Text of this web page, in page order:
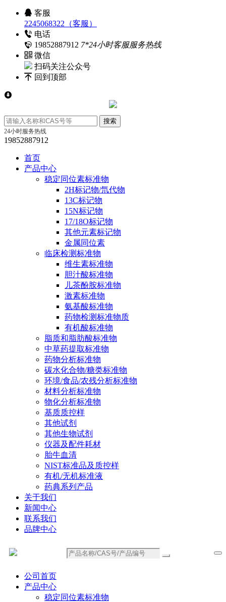
客服
2245068322（客服）
电话
19852887912 7*24小时客服服务热线
微信
扫码关注公众号
回到顶部
24小时服务热线
19852887912
首页
产品中心
稳定同位素标准物
2H标记物/氘代物
13C标记物
15N标记物
17/18O标记物
其他元素标记物
金属同位素
临床检测标准物
维生素标准物
胆汁酸标准物
儿茶酚胺标准物
激素标准物
氨基酸标准物
药物检测标准物质
有机酸标准物
脂质和脂肪酸标准物
中草药提取标准物
药物分析标准物
碳水化合物/糖类标准物
环境/食品/农残分析标准物
材料分析标准物
物化分析标准物
基质质控样
其他试剂
其他生物试剂
仪器及配件耗材
胎牛血清
NIST标准品及质控样
有机/无机标准液
药典系列产品
关于我们
新闻中心
联系我们
品牌中心
公司首页
产品中心
稳定同位素标准物